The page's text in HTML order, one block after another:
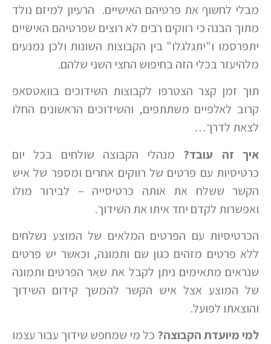
מבלי לחשוף את פרטיהם האישיים. הרעיון למיזם נולד
מתוך הבנה כי רווקים רבים לא רוצים שפרטיהם האישיים
יתפרסמו ו"יתגלגלו" בין הקבוצות השונות ולכן נמנעים
מלהיעזר בכלי הזה בחיפוש החצי השני שלהם.
תוך זמן קצר הצטרפו לקבוצות השידוכים בוואטסאפ
קרוב לאלפיים משתתפים, והשידוכים הראשונים החלו
לצאת לדרך…
איך זה עובד? מנהלי הקבוצה שולחים בכל יום
כרטיסיות עם פרטים של רווקים אחרים ומספר של איש
הקשר ששלח את אותה כרטיסייה – לבירור מולו
ואפשרות לקדם יחד איתו את השידוך.
הכרטיסיות עם הפרטים המלאים של המוצע נשלחים
ללא פרטים מזהים כגון שם ותמונה, וכאשר יש פרטים
שנראים מתאימים ניתן לקבל את שאר הפרטים ותמונה
של המוצע אצל איש הקשר להמשך קידום השידוך
והוצאתו לפועל.
למי מיועדת הקבוצה? כל מי שמחפש שידוך עבור עצמו